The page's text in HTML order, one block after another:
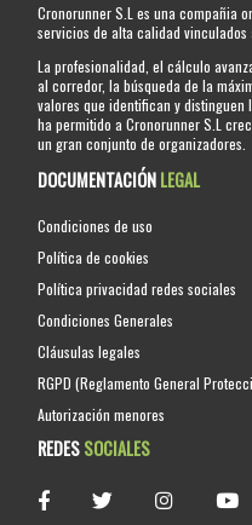
Cronorunner S.L es una compañia
servicios de alta calidad vinculados
La profesionalidad, el cálculo
al corredor, la búsqueda de la
valores que identifican y
ha permitido a Cronorunner S.L
un gran conjunto de organizadores.
DOCUMENTACIÓNLEGAL
Condiciones de uso
Política de cookies
Política privacidad redes sociales
Condiciones Generales
Cláusulas legales
RGPD (Reglamento General
Autorización menores
REDESSOCIALES